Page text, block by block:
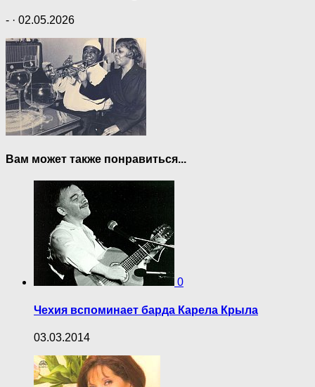
- · 02.05.2026
Вам может также понравиться...
0
Чехия вспоминает барда Карела Крыла
03.03.2014